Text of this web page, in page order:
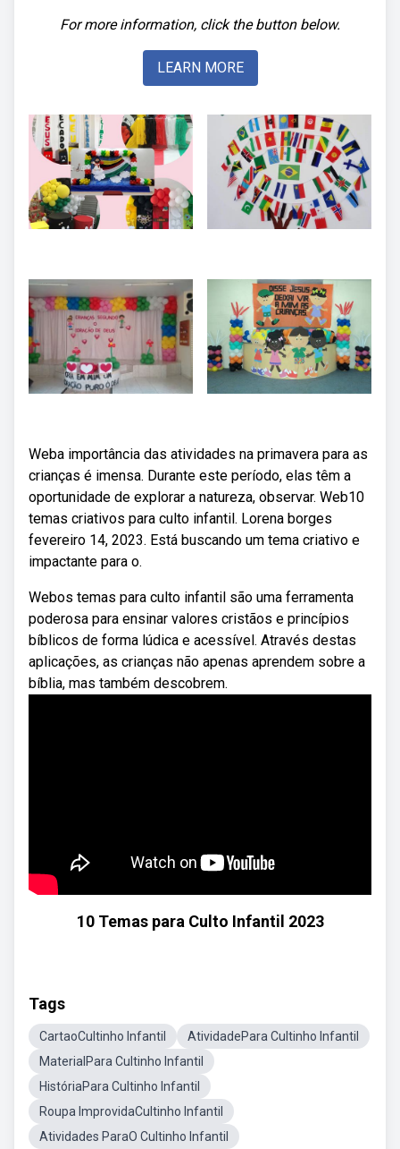
For more information, click the button below.
LEARN MORE
Weba importância das atividades na primavera para as
crianças é imensa. Durante este período, elas têm a
oportunidade de explorar a natureza, observar. Web10
temas criativos para culto infantil. Lorena borges
fevereiro 14, 2023. Está buscando um tema criativo e
impactante para o.
Webos temas para culto infantil são uma ferramenta
poderosa para ensinar valores cristãos e princípios
bíblicos de forma lúdica e acessível. Através destas
aplicações, as crianças não apenas aprendem sobre a
bíblia, mas também descobrem.
10 Temas para Culto Infantil 2023
Tags
CartaoCultinho Infantil
AtividadePara Cultinho Infantil
MaterialPara Cultinho Infantil
HistóriaPara Cultinho Infantil
Roupa ImprovidaCultinho Infantil
Atividades ParaO Cultinho Infantil